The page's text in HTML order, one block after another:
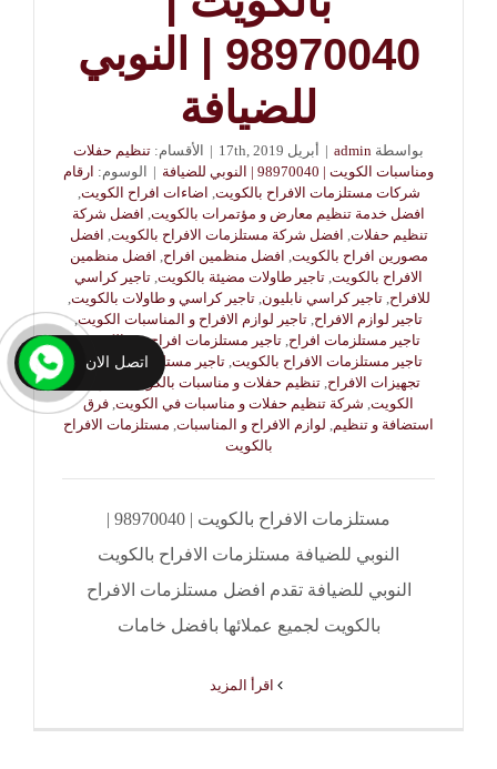
98970040 | النوبي
للضيافة
بواسطة admin
| أبريل 17th, 2019 | الأقسام: تنظيم حفلات
ومناسبات الكويت | 98970040 | النوبي للضيافة
| الوسوم: ارقام
شركات مستلزمات الافراح بالكويت اضاءات افراح الكويت
افضل خدمة تنظيم معارض و مؤتمرات بالكويت افضل شركة
تنظيم حفلات افضل شركة مستلزمات الافراح بالكويت افضل
مصورين افراح بالكويت افضل منظمين افراح افضل منظمين
الافراح بالكويت تاجير طاولات مضيئة بالكويت تاجير كراسي
للافراح ,تاجير كراسي نابليون ,تاجير كراسي و طاولات بالكويت
تاجير لوازم الافراح تاجير لوازم الافراح و المناسبات الكويت,
تاجير مستلزمات افراح ,تاجير مستلزمات افراح في الكويت,
تاجير مستلزمات الافراح بالكويت تاجير مستلزمات الحفلات
,
تجهيزات الافراح ,تنظيم حفلات و مناسبات بالكويت
الكويت شركة تنظيم حفلات و مناسبات في الكويت فرق
استضافة و تنظيم لوازم الافراح و المناسبات مستلزمات الافراح
بالكويت
مستلزمات الافراح بالكويت | 98970040 |
النوبي للضيافة مستلزمات الافراح بالكويت
النوبي للضيافة تقدم افضل مستلزمات الافراح
بالكويت لجميع عملائها بافضل خامات
اتصل الان